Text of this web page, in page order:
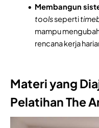
Membangun
toolsseperti
mampu
rencana kerja
Materi yang
Pelatihan The